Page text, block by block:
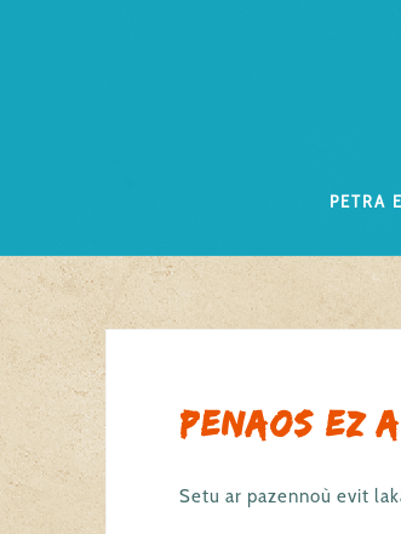
Petra
Penaos ez
Setu ar pazennoù evit